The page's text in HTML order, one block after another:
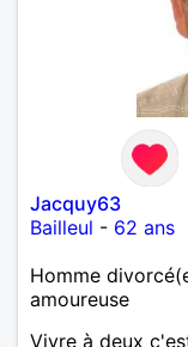
Jacquy63
Bailleul - 62 ans
Homme
amoureuse
Vivre à deux